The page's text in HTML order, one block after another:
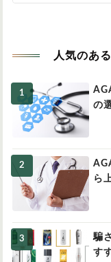
人気のあ
の
ら
騙
す